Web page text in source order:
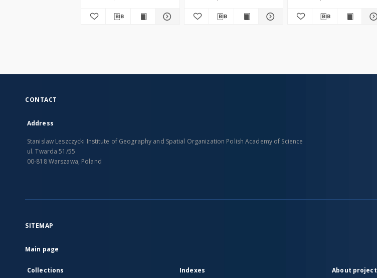
Bohemia = Land utilization
and farming in East-
CONTACT
Address
Stanislaw Leszczycki Institute of Geography and Spatial Organization Polish Academy of Science
ul. Twarda 51/55
00-818 Warszawa, Poland
SITEMAP
Main page
Collections Indexes About project